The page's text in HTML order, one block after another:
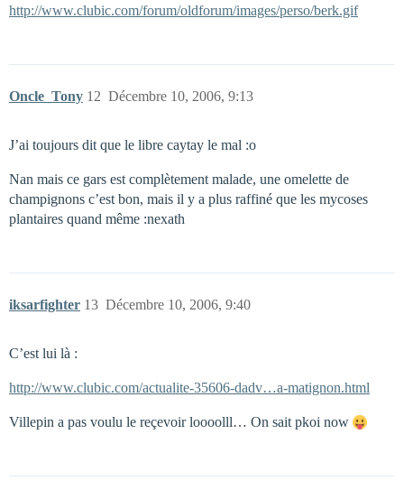
http://www.clubic.com/forum/oldforum/images/perso/berk.gif
Oncle_Tony Décembre 10, 2006, 9:13
12
J’ai toujours dit que le libre caytay le mal :o
Nan mais ce gars est complètement malade, une omelette de
champignons c’est bon, mais il y a plus raffiné que les mycoses
plantaires quand même :nexath
iksarfighter Décembre 10, 2006, 9:40
13
C’est lui là :
http://www.clubic.com/actualite-35606-dadv…a-matignon.html
Villepin a pas voulu le reçevoir loooolll… On sait pkoi now